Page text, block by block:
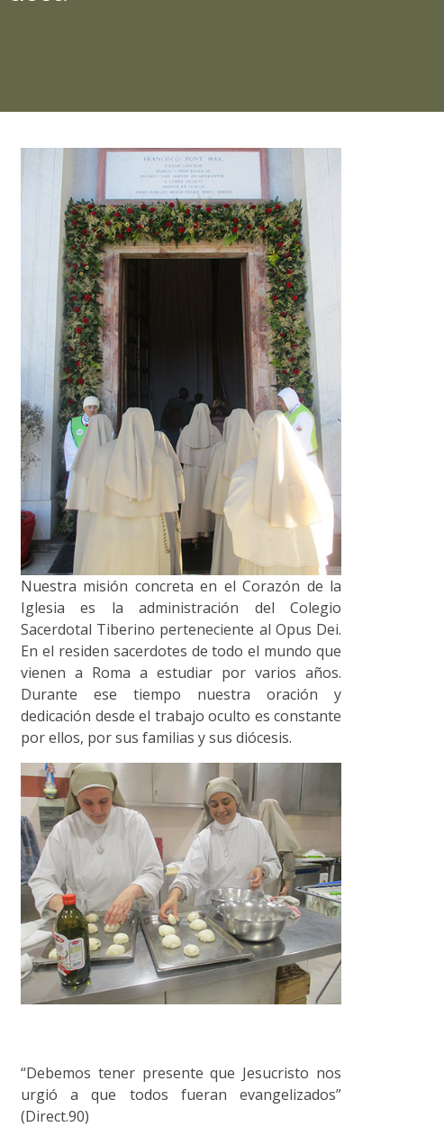
Nuestra misión concreta en el Corazón de la
Iglesia es la administración del Colegio
Sacerdotal Tiberino perteneciente al Opus Dei.
En el residen sacerdotes de todo el mundo que
vienen a Roma a estudiar por varios años.
Durante ese tiempo nuestra oración y
dedicación desde el trabajo oculto es constante
por ellos, por sus familias y sus diócesis.
“Debemos tener presente que Jesucristo nos
urgió a que todos fueran evangelizados”
(Direct.90)